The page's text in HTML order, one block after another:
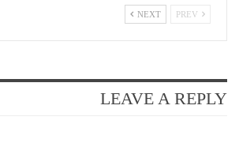
NEXT
LEAVE A REPLY